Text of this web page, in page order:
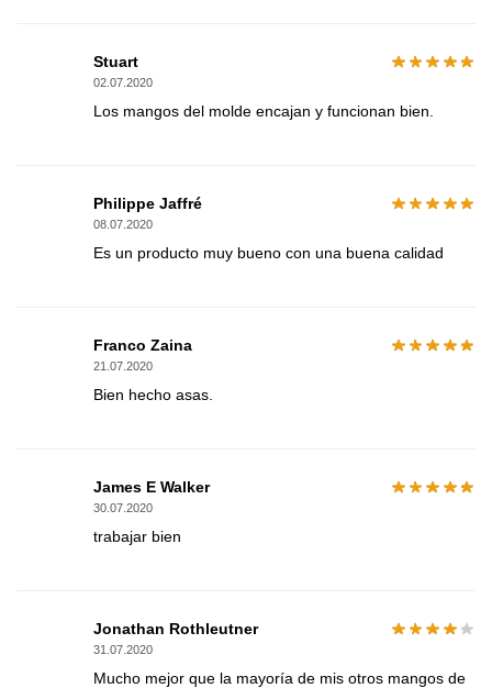
Stuart
02.07.2020
Los mangos del molde encajan y funcionan bien.
Philippe Jaffré
08.07.2020
Es un producto muy bueno con una buena calidad
Franco Zaina
21.07.2020
Bien hecho asas.
James E Walker
30.07.2020
trabajar bien
Jonathan Rothleutner
31.07.2020
Mucho mejor que la mayoría de mis otros mangos de